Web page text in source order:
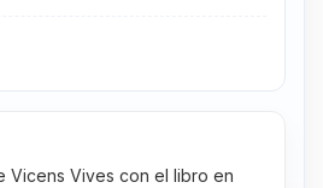
Vicens Vives con el libro en